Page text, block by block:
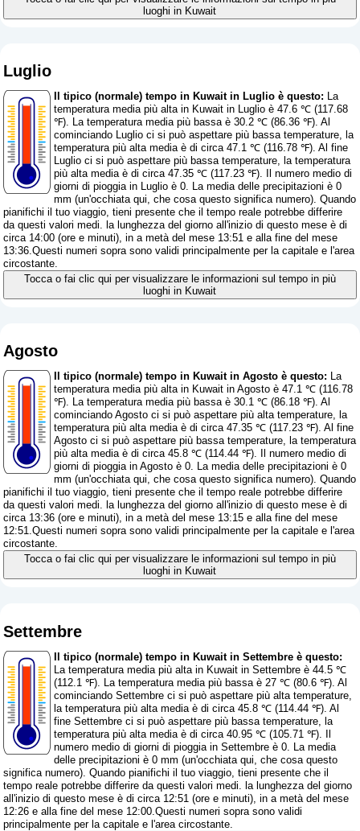
luoghi in Kuwait
Luglio
Il tipico (normale) tempo in Kuwait in Luglio è questo: La
temperatura media più alta in Kuwait in Luglio è 47.6 ℃ (117.68
℉). La temperatura media più bassa è 30.2 ℃ (86.36 ℉). Al
cominciando Luglio ci si può aspettare più bassa temperature, la
temperatura più alta media è di circa 47.1 ℃ (116.78 ℉). Al fine
Luglio ci si può aspettare più bassa temperature, la temperatura
più alta media è di circa 47.35 ℃ (117.23 ℉). Il numero medio di
giorni di pioggia in Luglio è 0. La media delle precipitazioni è 0
mm (un'occhiata qui, che cosa questo significa numero). Quando
pianifichi il tuo viaggio, tieni presente che il tempo reale potrebbe differire
da questi valori medi. la lunghezza del giorno all'inizio di questo mese è di
circa 14:00 (ore e minuti), in a metà del mese 13:51 e alla fine del mese
13:36.Questi numeri sopra sono validi principalmente per la capitale e l'area
circostante.
Tocca o fai clic qui per visualizzare le informazioni sul tempo in più
luoghi in Kuwait
Agosto
Il tipico (normale) tempo in Kuwait in Agosto è questo: La
temperatura media più alta in Kuwait in Agosto è 47.1 ℃ (116.78
℉). La temperatura media più bassa è 30.1 ℃ (86.18 ℉). Al
cominciando Agosto ci si può aspettare più alta temperature, la
temperatura più alta media è di circa 47.35 ℃ (117.23 ℉). Al fine
Agosto ci si può aspettare più bassa temperature, la temperatura
più alta media è di circa 45.8 ℃ (114.44 ℉). Il numero medio di
giorni di pioggia in Agosto è 0. La media delle precipitazioni è 0
mm (un'occhiata qui, che cosa questo significa numero). Quando
pianifichi il tuo viaggio, tieni presente che il tempo reale potrebbe differire
da questi valori medi. la lunghezza del giorno all'inizio di questo mese è di
circa 13:36 (ore e minuti), in a metà del mese 13:15 e alla fine del mese
12:51.Questi numeri sopra sono validi principalmente per la capitale e l'area
circostante.
Tocca o fai clic qui per visualizzare le informazioni sul tempo in più
luoghi in Kuwait
Settembre
Il tipico (normale) tempo in Kuwait in Settembre è questo:
La temperatura media più alta in Kuwait in Settembre è 44.5 ℃
(112.1 ℉). La temperatura media più bassa è 27 ℃ (80.6 ℉). Al
cominciando Settembre ci si può aspettare più alta temperature,
la temperatura più alta media è di circa 45.8 ℃ (114.44 ℉). Al
fine Settembre ci si può aspettare più bassa temperature, la
temperatura più alta media è di circa 40.95 ℃ (105.71 ℉). Il
numero medio di giorni di pioggia in Settembre è 0. La media
delle precipitazioni è 0 mm (un'occhiata qui, che cosa questo
significa numero). Quando pianifichi il tuo viaggio, tieni presente che il
tempo reale potrebbe differire da questi valori medi. la lunghezza del giorno
all'inizio di questo mese è di circa 12:51 (ore e minuti), in a metà del mese
12:26 e alla fine del mese 12:00.Questi numeri sopra sono validi
principalmente per la capitale e l'area circostante.